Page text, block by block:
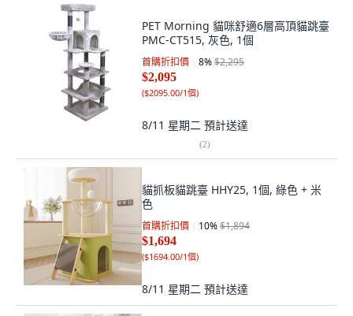
PET Morning 貓咪舒適6層高頂貓跳臺
PMC-CT515, 灰色, 1個
首購折扣價 8%$2,295
$2,095
($2095.00/1個)
8/11 星期二 預計送達
(2)
貓抓板貓跳臺 HHY25, 1個, 綠色 + 米
色
首購折扣價 10%$1,894
$1,694
($1694.00/1個)
8/11 星期二 預計送達